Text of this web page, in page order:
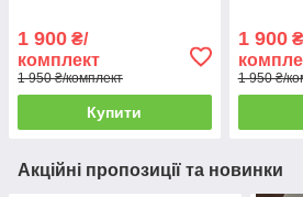
1 900 ₴/
комплект
1 950 ₴/комплект
Купити
1 900
1 950 ₴/
Акційні пропозиції та новинки